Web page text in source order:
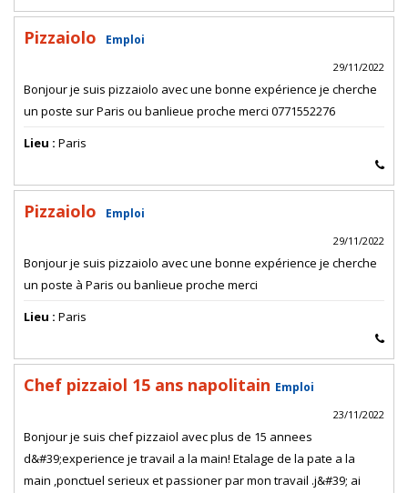
Pizzaiolo Emploi
29/11/2022
Bonjour je suis pizzaiolo avec une bonne expérience je cherche
un poste sur Paris ou banlieue proche merci 0771552276
Lieu : Paris
Pizzaiolo Emploi
29/11/2022
Bonjour je suis pizzaiolo avec une bonne expérience je cherche
un poste à Paris ou banlieue proche merci
Lieu : Paris
Chef pizzaiol 15 ans napolitain Emploi
23/11/2022
Bonjour je suis chef pizzaiol avec plus de 15 annees
d&#39;experience je travail a la main! Etalage de la pate a la
main ,ponctuel serieux et passioner par mon travail .j&#39; ai